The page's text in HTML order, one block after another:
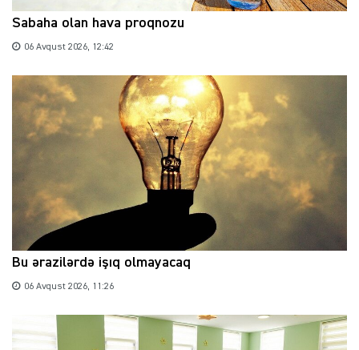
Sabaha olan hava proqnozu
06 Avqust 2026, 12:42
Bu ərazilərdə işıq olmayacaq
06 Avqust 2026, 11:26